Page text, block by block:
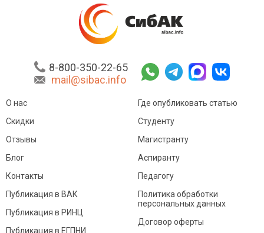
8-800-350-22-65
mail@sibac.info
О нас
Скидки
Отзывы
Блог
Контакты
Где опубликовать статью
Студенту
Магистранту
Аспиранту
Педагогу
Публикация в ВАК
Публикация в РИНЦ
Публикация в ЕГПНИ
Политика обработки
персональных данных
Договор оферты